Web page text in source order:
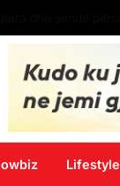
Lifestyle